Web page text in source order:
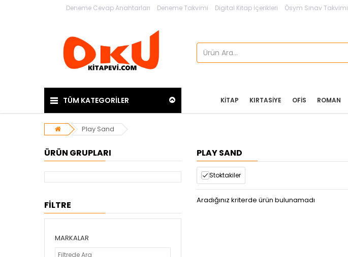
Deneme Cevap Anahtarları Deneme Takvimi Digital Kitap İçerikleri Ösym Sınav Takvimi
TÜM KATEGORİLER ROMAN
OFIS
KIRTASIYE
KITAP
Play Sand
ÜRÜN GRUPLARI
FİLTRE
MARKALAR
PLAY SAND
Stoktakiler
Aradığınız kriterde ürün bulunamadı